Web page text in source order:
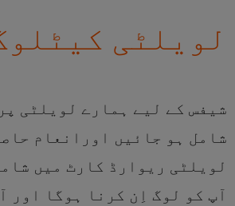
لویلٹی
شیفس کے لیے ہمارے لویلٹی
شامل ہو جائیں اورانعام
لویلٹی ریوارڈ کارٹ میں
آپ کو لوگ اِن کرنا ہوگا اور